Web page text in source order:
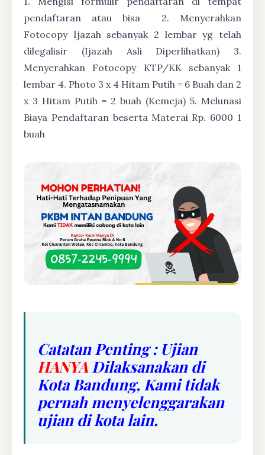
pendaftaran atau bisa
2. Menyerahkan
Fotocopy Ijazah sebanyak 2 lembar yg telah
dilegalisir (Ijazah Asli Diperlihatkan) 3.
Menyerahkan Fotocopy KTP/KK sebanyak 1
lembar 4. Photo 3 x 4 Hitam Putih = 6 Buah dan 2
x 3 Hitam Putih = 2 buah (Kemeja) 5. Melunasi
Biaya Pendaftaran beserta Materai Rp. 6000 1
buah
Catatan Penting : Ujian
HANYA Dilaksanakan di
Kota Bandung, Kami tidak
pernah menyelenggarakan
ujian di kota lain.